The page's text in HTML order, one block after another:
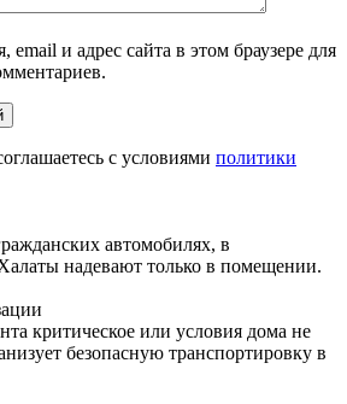
и адрес сайта в этом браузере для
с условиями политики
автомобилях, в
надевают только в помещении.
критическое или условия дома не
безопасную транспортировку в